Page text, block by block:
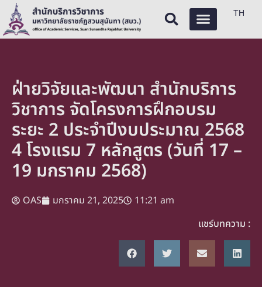
TH
ฝ่ายวิจัยและพัฒนา สำนักบริการ
วิชาการ จัดโครงการฝึกอบรม
ระยะ 2 ประจำปีงบประมาณ 2568
4 โรงแรม 7 หลักสูตร (วันที่ 17 –
19 มกราคม 2568)
OAS มกราคม 21, 2025
11:21 am
แชร์บทความ :